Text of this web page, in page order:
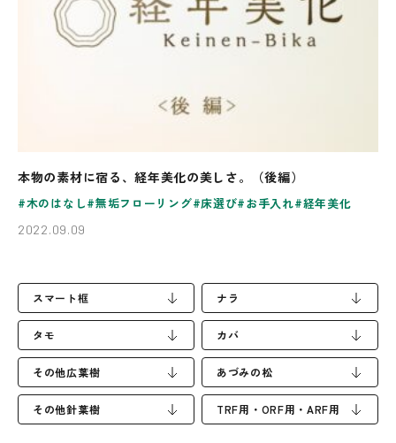
本物の素材に宿る、経年美化の美しさ。（後編）
木のはなし 無垢フローリング 床選び お手入れ 経年美化
2022.09.09
スマート框 ナラ
タモ カバ
その他広葉樹 あづみの松
その他針葉樹 TRF用・ORF用・ARF用